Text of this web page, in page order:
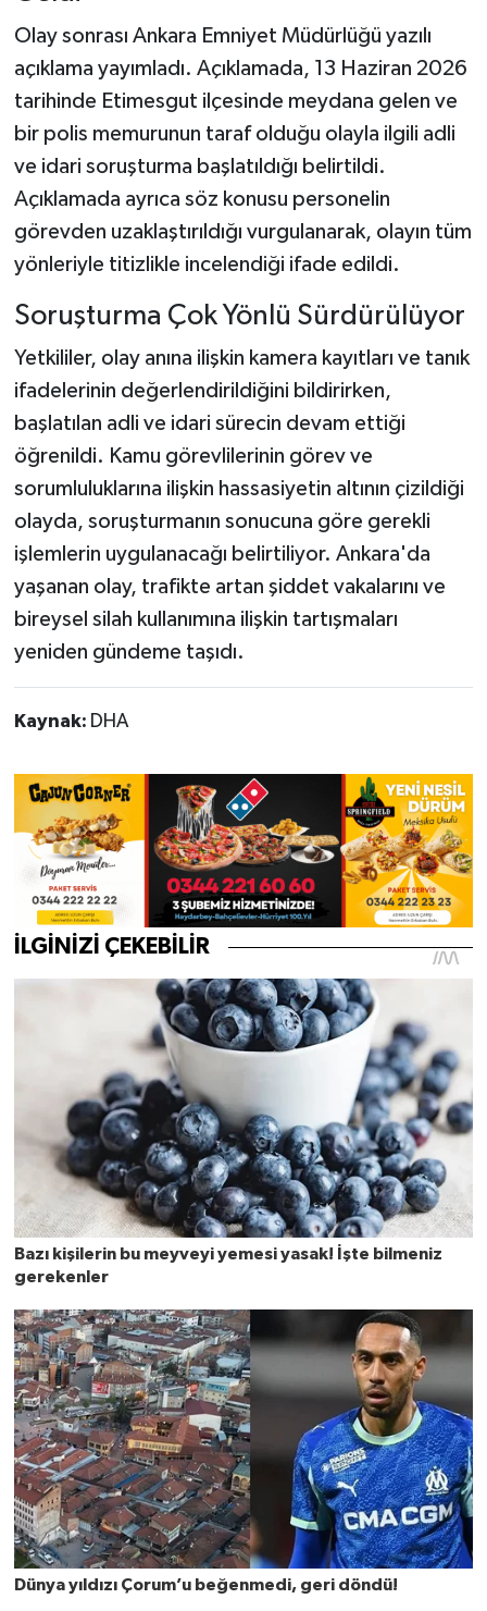
Olay sonrası Ankara Emniyet Müdürlüğü yazılı
açıklama yayımladı. Açıklamada, 13 Haziran 2026
tarihinde Etimesgut ilçesinde meydana gelen ve
bir polis memurunun taraf olduğu olayla ilgili adli
ve idari soruşturma başlatıldığı belirtildi.
Açıklamada ayrıca söz konusu personelin
görevden uzaklaştırıldığı vurgulanarak, olayın tüm
yönleriyle titizlikle incelendiği ifade edildi.
Soruşturma Çok Yönlü Sürdürülüyor
Yetkililer, olay anına ilişkin kamera kayıtları ve tanık
ifadelerinin değerlendirildiğini bildirirken,
başlatılan adli ve idari sürecin devam ettiği
öğrenildi. Kamu görevlilerinin görev ve
sorumluluklarına ilişkin hassasiyetin altının çizildiği
olayda, soruşturmanın sonucuna göre gerekli
işlemlerin uygulanacağı belirtiliyor. Ankara'da
yaşanan olay, trafikte artan şiddet vakalarını ve
bireysel silah kullanımına ilişkin tartışmaları
yeniden gündeme taşıdı.
Kaynak: DHA